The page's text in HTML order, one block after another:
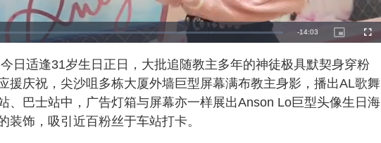
R
-14:03
P
i
u
r
-
n
-
F
u
s
c
r
e
e
n
日适逢31岁生日正日，大批追随教主多年的神徒极具默契身穿粉
援庆祝，尖沙咀多栋大厦外墙巨型屏幕满布教主身影，播出AL歌舞
、巴士站中，广告灯箱与屏幕亦一样展出Anson Lo巨型头像生日海
饰，吸引近百粉丝于车站打卡。